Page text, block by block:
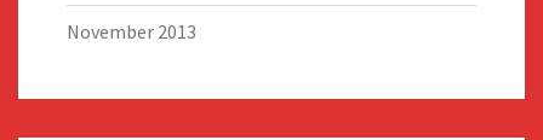
November 2013